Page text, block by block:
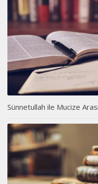
Sünnetullah ile Mucize